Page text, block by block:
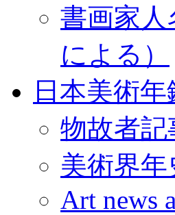
書画家
による）
日本美術年
物故者記
美術界年
Art news